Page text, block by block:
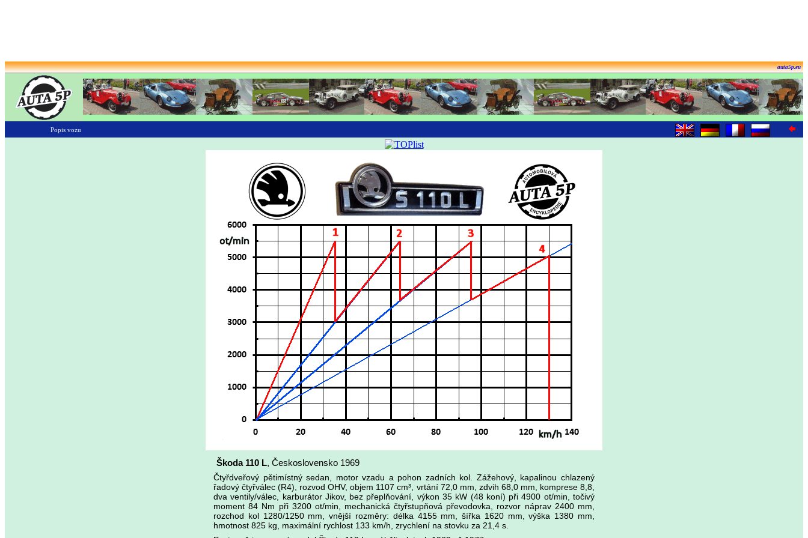
auta5p.eu
Popis vozu
Škoda 110 L, Československo 1969
Čtyřdveřový pětimístný sedan, motor vzadu a pohon zadních kol. Zážehový, kapalinou chlazený
řadový čtyřválec (R4), rozvod OHV, objem 1107 cm³, vrtání 72,0 mm, zdvih 68,0 mm, komprese 8,8,
dva ventily/válec, karburátor Jikov, bez přeplňování, výkon 35 kW (48 koní) při 4900 ot/min, točivý
moment 84 Nm při 3200 ot/min, mechanická čtyřstupňová převodovka, rozvor náprav 2400 mm,
rozchod kol 1280/1250 mm, vnější rozměry: délka 4155 mm, šířka 1620 mm, výška 1380 mm,
hmotnost 825 kg, maximální rychlost 133 km/h, zrychlení na stovku za 21,4 s.